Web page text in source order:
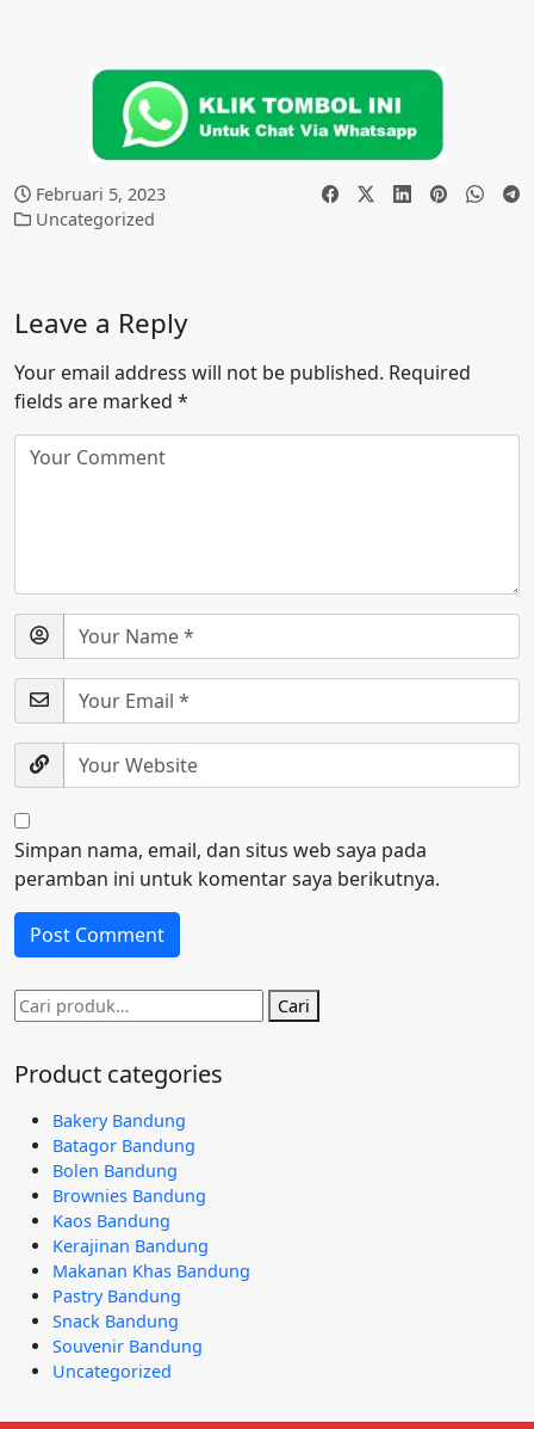
Februari 5, 2023
Uncategorized
Leave a Reply
Your email address will not be published. Required
fields are marked *
Simpan nama, email, dan situs web saya pada
peramban ini untuk komentar saya berikutnya.
Pencarian
untuk:
Cari
Product categories
Bakery Bandung
Batagor Bandung
Bolen Bandung
Brownies Bandung
Kaos Bandung
Kerajinan Bandung
Makanan Khas Bandung
Pastry Bandung
Snack Bandung
Souvenir Bandung
Uncategorized